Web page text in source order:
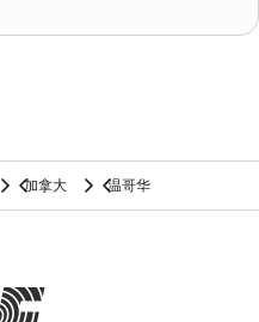
加拿大 温哥华